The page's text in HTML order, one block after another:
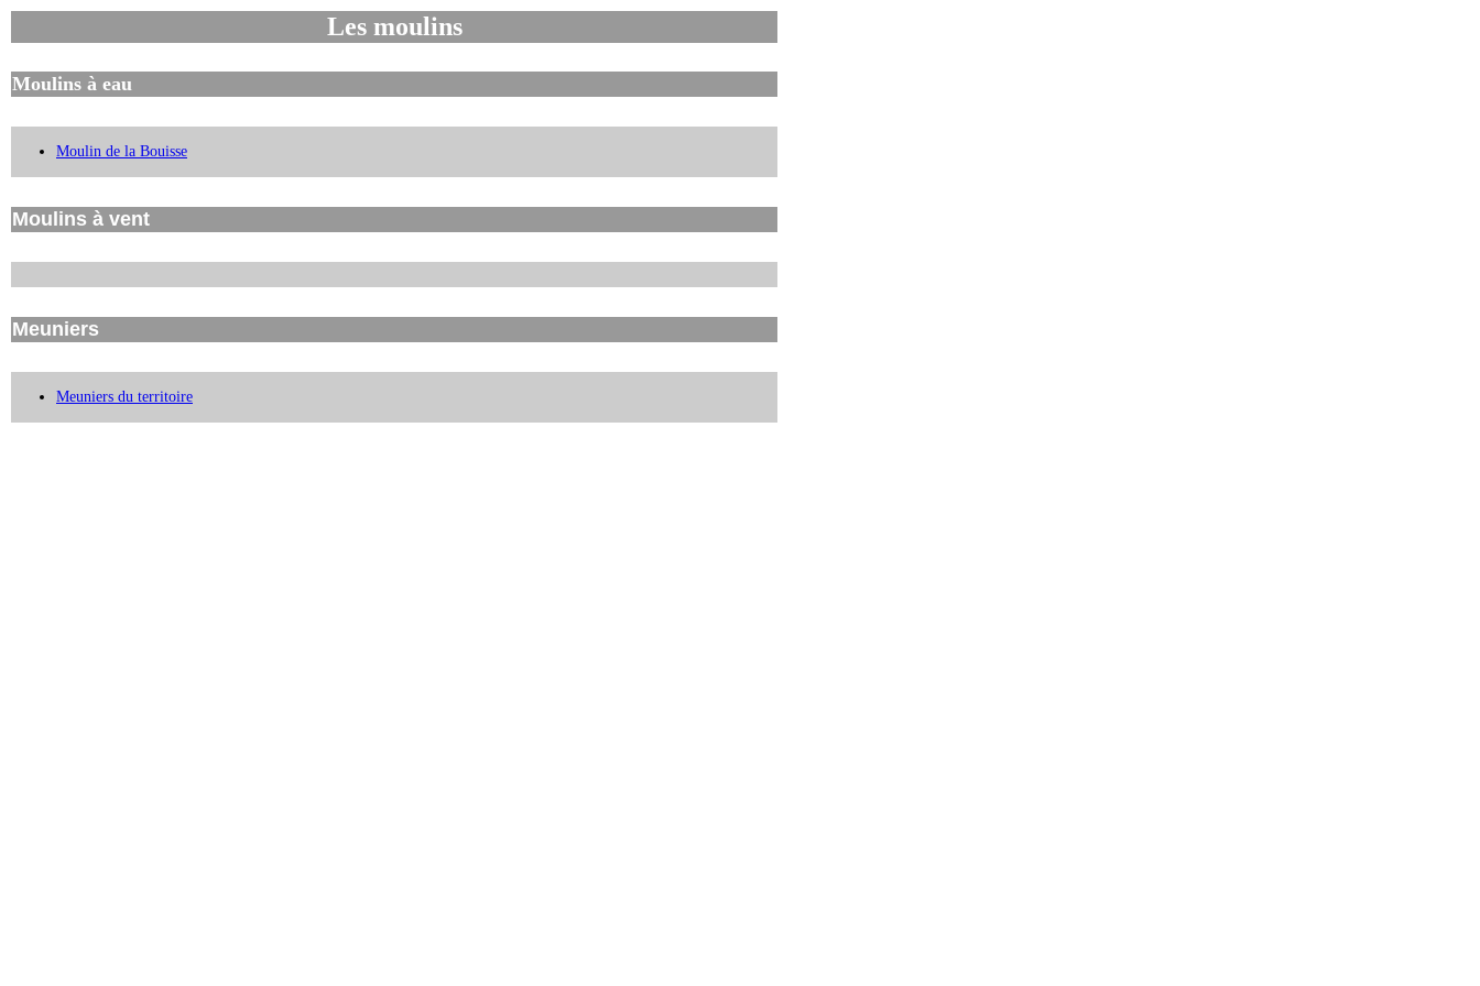
Les moulins
Moulins à eau
Moulin de la Bouisse
Moulins à vent
Meuniers
Meuniers du territoire